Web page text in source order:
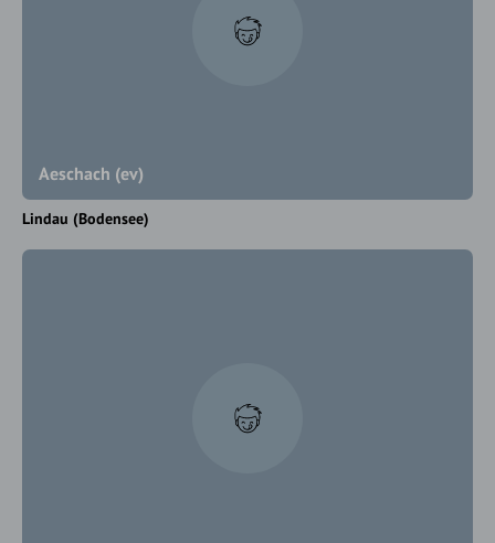
Aeschach (ev)
Lindau (Bodensee)